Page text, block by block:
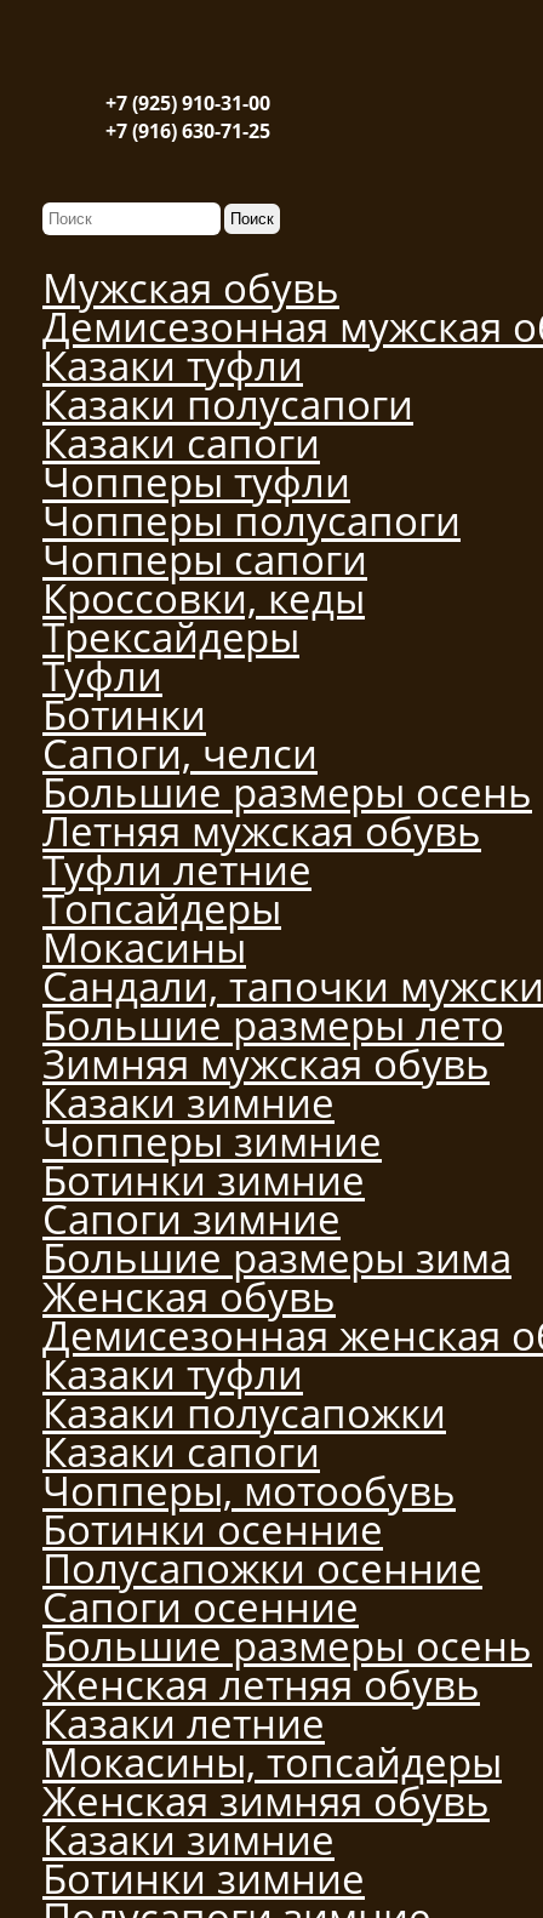
+7 (925) 910-31-00
+7 (916) 630-71-25
Мужская обувь
Демисезонная мужская
Казаки туфли
Казаки полусапоги
Казаки сапоги
Чопперы туфли
Чопперы полусапоги
Чопперы сапоги
Кроссовки, кеды
Трексайдеры
Туфли
Ботинки
Сапоги, челси
Большие размеры осень
Летняя мужская обувь
Туфли летние
Топсайдеры
Мокасины
Сандали, тапочки
Большие размеры лето
Зимняя мужская обувь
Казаки зимние
Чопперы зимние
Ботинки зимние
Сапоги зимние
Большие размеры зима
Женская обувь
Демисезонная женская
Казаки туфли
Казаки полусапожки
Казаки сапоги
Чопперы, мотообувь
Ботинки осенние
Полусапожки осенние
Сапоги осенние
Большие размеры осень
Женская летняя обувь
Казаки летние
Мокасины, топсайдеры
Женская зимняя обувь
Казаки зимние
Ботинки зимние